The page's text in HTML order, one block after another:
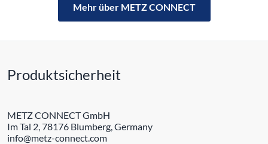
Mehr über METZ CONNECT
Produktsicherheit
METZ CONNECT GmbH
Im Tal 2, 78176 Blumberg, Germany
info@metz-connect.com